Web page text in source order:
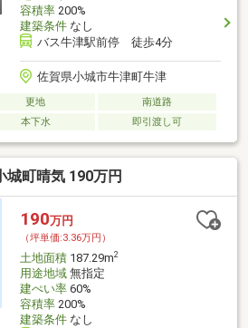
容積率200%
建築条件なし
バス牛津駅前停 徒歩4分
佐賀県小城市牛津町牛津
更地
南道路
本下水 即引渡し可
城町晴気 190万円
190万円
（坪単価:3.36万円）
土地面積187.29m2
用途地域無指定
建ぺい率60%
容積率200%
建築条件なし